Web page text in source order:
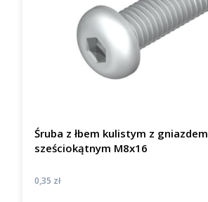
Śruba z łbem kulistym z gniazdem
sześciokątnym M8x16
Cena
0,35 zł